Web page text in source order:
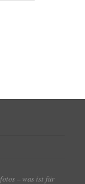
– was ist für